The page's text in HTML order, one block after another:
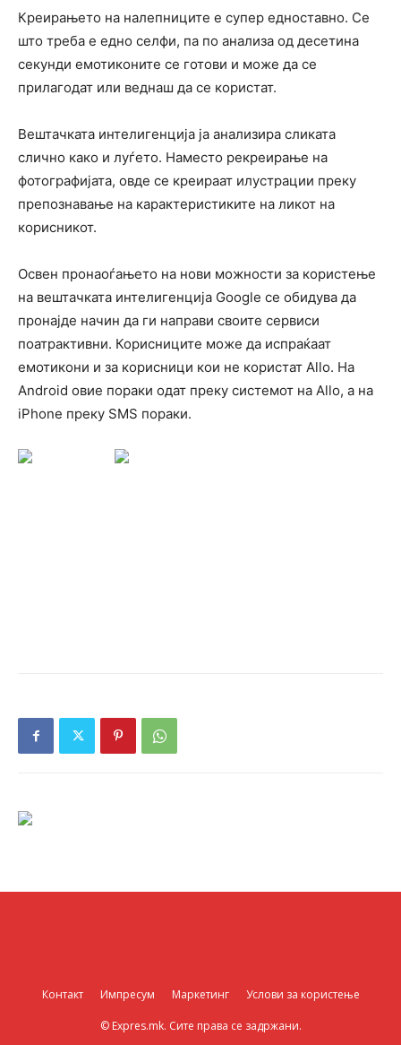
Креирањето на налепниците е супер едноставно. Се
што треба е едно селфи, па по анализа од десетина
секунди емотиконите се готови и може да се
прилагодат или веднаш да се користат.
Вештачката интелигенција ја анализира сликата
слично како и луѓето. Наместо рекреирање на
фотографијата, овде се креираат илустрации преку
препознавање на карактеристиките на ликот на
корисникот.
Освен пронаоѓањето на нови можности за користење
на вештачката интелигенција Google се обидува да
пронајде начин да ги направи своите сервиси
поатрактивни. Корисниците може да испраќаат
емотикони и за корисници кои не користат Allo. На
Android овие пораки одат преку системот на Allo, а на
iPhone преку SMS пораки.
Контакт Импресум Маркетинг Услови за користење
© Expres.mk. Сите права се задржани.